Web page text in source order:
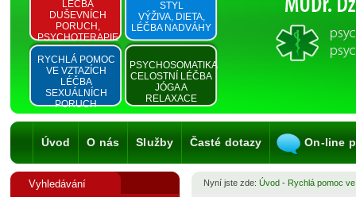
LÉČBA
DUŠEVNÍCH
PORUCH,
PSYCHOTERAPIE
STYL
VÝŽIVA, DIETA,
LÉČBA NADVÁHY
RYCHLÁ POMOC
VE VZTAZÍCH
LÉČBA
SEXUÁLNÍCH
PORUCH
PSYCHOSOMATIKA
CELOSTNÍ LÉČBA
JÓGA A
RELAXACE
Úvod O nás Služby Časté dotazy On-line
Vyhledávání Nyní jste zde: Úvod - Rychlá pomoc